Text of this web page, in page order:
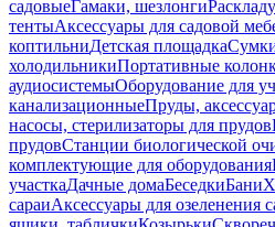
садовыеГамаки, шезлонги
тентыАксессуары для садовой
коптильниДетская площадка
холодильникиПортативные
аудиосистемыОборудование для
канализационныеПруды,
насосы, стерилизаторы для прудов
прудовСтанции биологической
комплектующие для оборудования
участкаДачные домаБеседкиБани
сараиАксессуары для озеленения